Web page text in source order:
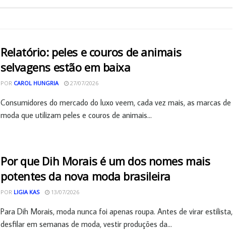
Relatório: peles e couros de animais
selvagens estão em baixa
POR CAROL HUNGRIA 27/07/2026
Consumidores do mercado do luxo veem, cada vez mais, as marcas de
moda que utilizam peles e couros de animais...
Por que Dih Morais é um dos nomes mais
potentes da nova moda brasileira
POR LIGIA KAS 13/07/2026
Para Dih Morais, moda nunca foi apenas roupa. Antes de virar estilista,
desfilar em semanas de moda, vestir produções da...